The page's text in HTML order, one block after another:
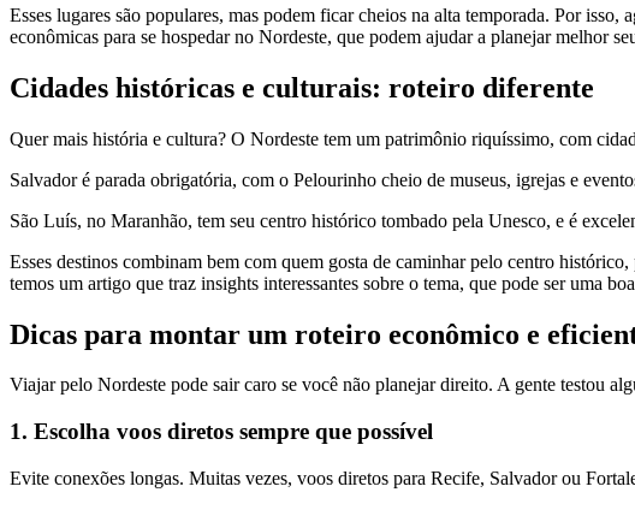
Esses lugares são populares, mas podem ficar cheios na alta temporada. Por
econômicas para se hospedar no Nordeste, que podem ajudar a planejar melhor
Cidades históricas e culturais: roteiro diferente
Quer mais história e cultura? O Nordeste tem um patrimônio riquíssimo, com
Salvador é parada obrigatória, com o Pelourinho cheio de museus, igrejas e
São Luís, no Maranhão, tem seu centro histórico tombado pela Unesco, e é
Esses destinos combinam bem com quem gosta de caminhar pelo centro
temos um artigo que traz insights interessantes sobre o tema, que pode ser uma
Dicas para montar um roteiro econômico e
Viajar pelo Nordeste pode sair caro se você não planejar direito. A gente testou
1. Escolha voos diretos sempre que possível
Evite conexões longas. Muitas vezes, voos diretos para Recife, Salvador ou